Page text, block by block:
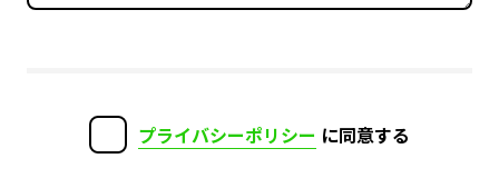
プライバシーポリシー に同意する